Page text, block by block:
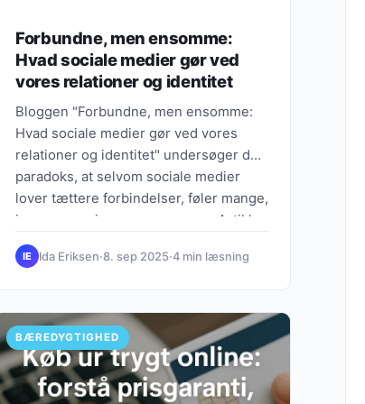
Forbundne, men ensomme:
Hvad sociale medier gør ved
vores relationer og identitet
Bloggen "Forbundne, men ensomme:
Hvad sociale medier gør ved vores
relationer og identitet" undersøger det
paradoks, at selvom sociale medier
lover tættere forbindelser, føler mange,
især unge, sig mere ensomme. Artiklen
argumenterer for, at sociale medier har
ændret ikke kun måden, vi
fællesskabsparadoks**: På trods af den
øgede online tilstedeværelse oplever
mange, at forbindelser er overfladiske
og mangler dybde, hvilket fører til
IE Ida Eriksen·8. sep 2025·4 min læsning
BÆREDYGTIGHED